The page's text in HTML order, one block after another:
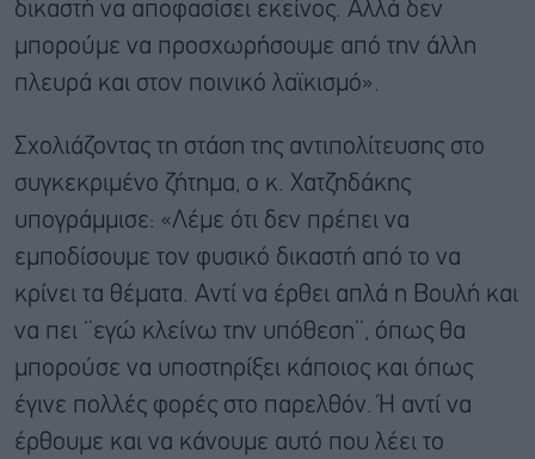
δικαστή να αποφασίσει εκείνος. Αλλά δεν
μπορούμε να προσχωρήσουμε από την άλλη
πλευρά και στον ποινικό λαϊκισμό».
Σχολιάζοντας τη στάση της αντιπολίτευσης στο
συγκεκριμένο ζήτημα, ο κ. Χατζηδάκης
υπογράμμισε: «Λέμε ότι δεν πρέπει να
εμποδίσουμε τον φυσικό δικαστή από το να
κρίνει τα θέματα. Αντί να έρθει απλά η Βουλή και
να πει ‘’εγώ κλείνω την υπόθεση’’, όπως θα
μπορούσε να υποστηρίξει κάποιος και όπως
έγινε πολλές φορές στο παρελθόν. Ή αντί να
έρθουμε και να κάνουμε αυτό που λέει το